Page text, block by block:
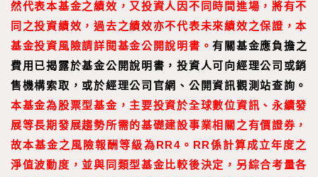
然代表本基金之績效，又投資人因不同時間進場，將有不
同之投資績效，過去之績效亦不代表未來績效之保證，本
基金投資風險請詳閱基金公開說明書。有關基金應負擔之
費用已揭露於基金公開說明書，投資人可向經理公司或銷
售機構索取，或於經理公司官網、公開資訊觀測站查詢。
本基金為股票型基金，主要投資於全球數位資訊、永續發
展等長期發展趨勢所需的基礎建設事業相關之有價證券，
故本基金之風險報酬等級為RR4。RR係計算成立年度之
淨值波動度，並與同類型基金比較後決定，另綜合考量各